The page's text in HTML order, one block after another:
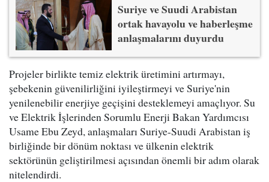
Suriye ve Suudi Arabistan
ortak havayolu ve haberleşme
anlaşmalarını duyurdu
Projeler birlikte temiz elektrik üretimini artırmayı,
şebekenin güvenilirliğini iyileştirmeyi ve Suriye'nin
yenilenebilir enerjiye geçişini desteklemeyi amaçlıyor. Su
ve Elektrik İşlerinden Sorumlu Enerji Bakan Yardımcısı
Usame Ebu Zeyd, anlaşmaları Suriye-Suudi Arabistan iş
birliğinde bir dönüm noktası ve ülkenin elektrik
sektörünün geliştirilmesi açısından önemli bir adım olarak
nitelendirdi.